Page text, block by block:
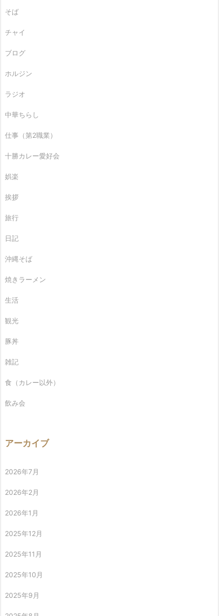
そば
チャイ
ブログ
ホルジン
ラジオ
中華ちらし
仕事（第2職業）
十勝カレー愛好会
娯楽
挨拶
旅行
日記
沖縄そば
焼きラーメン
生活
観光
豚丼
雑記
食（カレー以外）
飲み会
アーカイブ
2026年7月
2026年2月
2026年1月
2025年12月
2025年11月
2025年10月
2025年9月